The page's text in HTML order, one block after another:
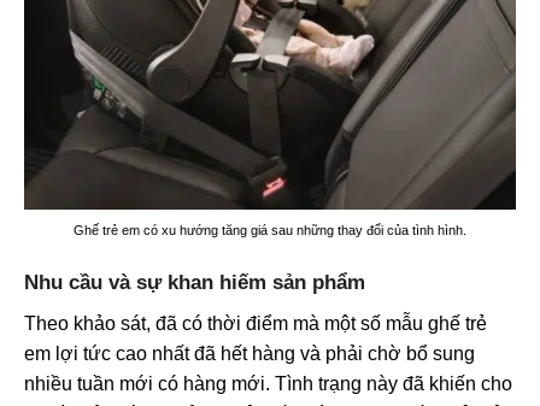
Ghế trẻ em có xu hướng tăng giá sau những thay đổi của tình hình.
Nhu cầu và sự khan hiếm sản phẩm
Theo khảo sát, đã có thời điểm mà một số mẫu ghế trẻ
em lợi tức cao nhất đã hết hàng và phải chờ bổ sung
nhiều tuần mới có hàng mới. Tình trạng này đã khiến cho